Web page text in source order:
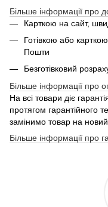
Більше інформації про
Карткою на сайт,
Готівкою або
Пошти
Безготівковий
Більше інформації про
На всі товари діє
протягом гарантійного
замінимо товар на новий.
Більше інформації про